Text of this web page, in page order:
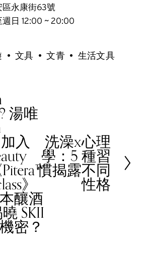
永康街63號
日 12:00 ~ 20:00
文具 文青 生活文具
湯唯
入
Pitera™
》
釀酒
SKII
密？
x
洗澡x心理
學：5 種習
慣揭露不同
性格